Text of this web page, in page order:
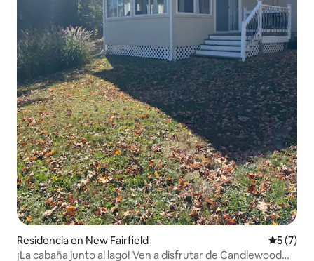
Residencia en New Fairfield
5 (7)
¡La cabaña junto al lago! Ven a disfrutar de Candlewood